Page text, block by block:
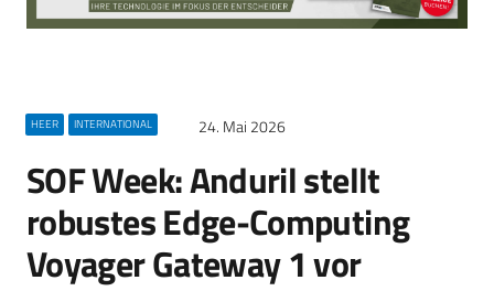
HEER INTERNATIONAL 24. Mai 2026
SOF Week: Anduril stellt
robustes Edge-Computing
Voyager Gateway 1 vor